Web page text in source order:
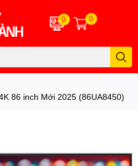
0 0
86 inch Mới 2025 (86UA8450)